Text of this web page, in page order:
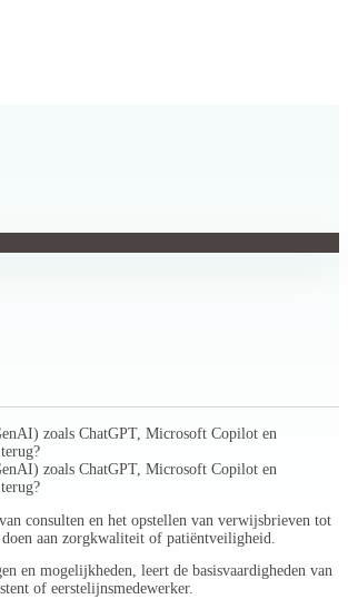
zoals ChatGPT, Microsoft Copilot en
zoals ChatGPT, Microsoft Copilot en
consulten en het opstellen van verwijsbrieven tot
aan zorgkwaliteit of patiëntveiligheid.
mogelijkheden, leert de basisvaardigheden van
of eerstelijnsmedewerker.